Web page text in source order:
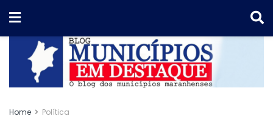
Home Política